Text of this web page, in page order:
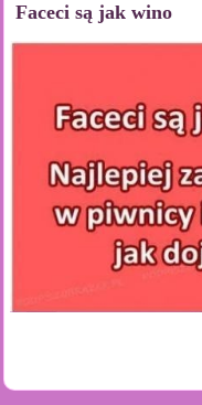
Faceci są jak wino